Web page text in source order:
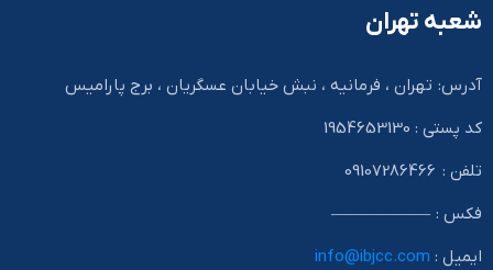
شعبه تهران
آدرس: تهران ، فرمانیه ، نبش خیابان عسگریان ، برج پارامیس
کد پستی : 1954653130
تلفن : 09107286466
فکس : ——————
ایمیل : info@ibjcc.com